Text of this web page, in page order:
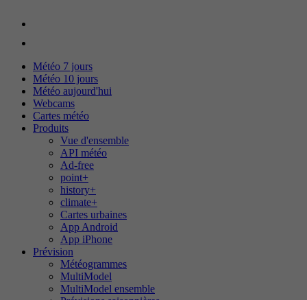
Météo 7 jours
Météo 10 jours
Météo aujourd'hui
Webcams
Cartes météo
Produits
Vue d'ensemble
API météo
Ad-free
point+
history+
climate+
Cartes urbaines
App Android
App iPhone
Prévision
Météogrammes
MultiModel
MultiModel ensemble